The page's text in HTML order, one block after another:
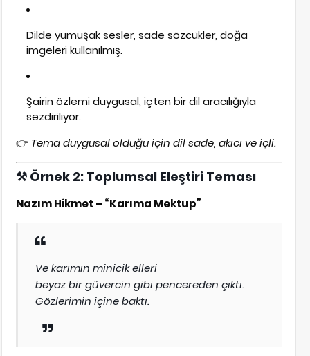
Dilde yumuşak sesler, sade sözcükler, doğa
imgeleri kullanılmış.
Şairin özlemi duygusal, içten bir dil aracılığıyla
sezdiriliyor.
👉 Tema duygusal olduğu için dil sade, akıcı ve içli.
⚒️ Örnek 2: Toplumsal Eleştiri Teması
Nazım Hikmet – “Karıma Mektup”
Ve karımın minicik elleri
beyaz bir güvercin gibi pencereden çıktı.
Gözlerimin içine baktı.